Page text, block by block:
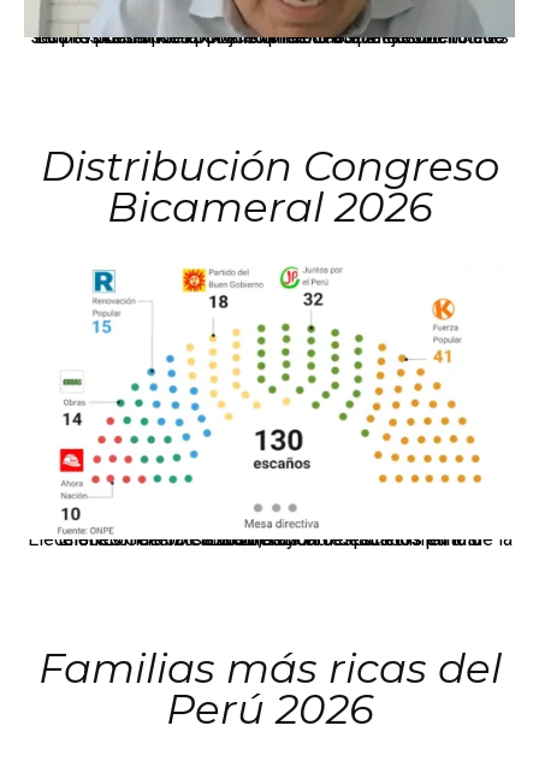
La presidenta Keiko Fujimori informó que la solicitud de indulto presentada por el expresidente Alejandro Toledo será evaluada por la Comisión de Gracias Presidenciales conforme al procedimiento establecido.
Distribución Congreso
Bicameral 2026
El JNE oficializó la distribución de escaños para la elección de 60 senadores y 130 diputados en las Elecciones Generales 2026, tras el restablecimiento de la Bicameralidad.
Familias más ricas del
Perú 2026